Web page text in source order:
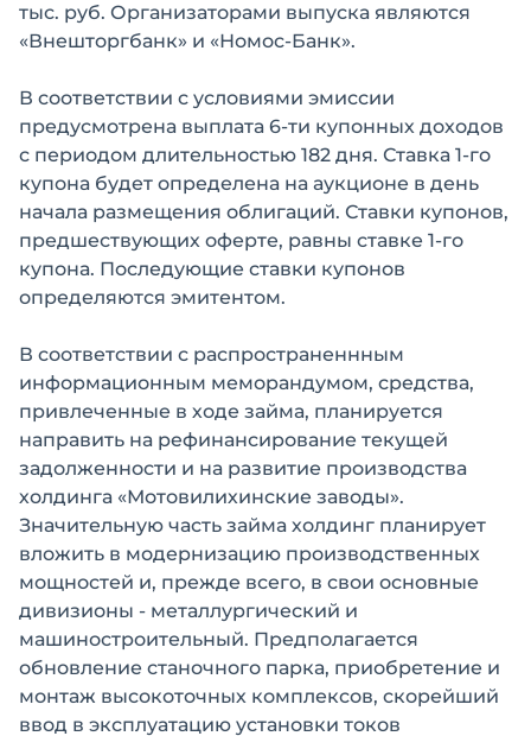
тыс. руб. Организаторами выпуска являются
«Внешторгбанк» и «Номос-Банк».
В соответствии с условиями эмиссии
предусмотрена выплата 6-ти купонных доходов
с периодом длительностью 182 дня. Ставка 1-го
купона будет определена на аукционе в день
начала размещения облигаций. Ставки купонов,
предшествующих оферте, равны ставке 1-го
купона. Последующие ставки купонов
определяются эмитентом.
В соответствии с распространеннным
информационным меморандумом, средства,
привлеченные в ходе займа, планируется
направить на рефинансирование текущей
задолженности и на развитие производства
холдинга «Мотовилихинские заводы».
Значительную часть займа холдинг планирует
вложить в модернизацию производственных
мощностей и, прежде всего, в свои основные
дивизионы - металлургический и
машиностроительный. Предполагается
обновление станочного парка, приобретение и
монтаж высокоточных комплексов, скорейший
ввод в эксплуатацию установки токов